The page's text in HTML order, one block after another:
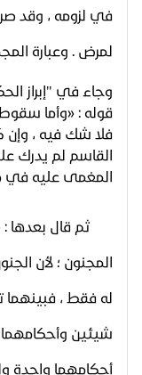
في لزومه ، وقد
لمرض . وعبارة
وجاء في "إبراز
قوله : «وأما
فلا شك فيه ، وإن
القاسم لم يدرك
المغمى عليه في
ثم قال بعدها
المجنون ؛ لأن
له فقط ، فبينهما
شيئين وأحكامهما
أحكامهما واحدة